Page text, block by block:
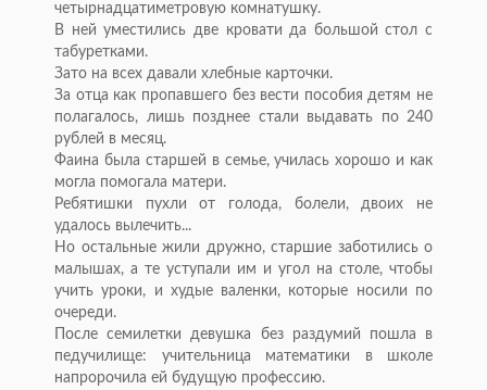
четырнадцатиметровую комнатушку.
В ней уместились две кровати да большой стол с
табуретками.
Зато на всех давали хлебные карточки.
За отца как пропавшего без вести пособия детям не
полагалось, лишь позднее стали выдавать по 240
рублей в месяц.
Фаина была старшей в семье, училась хорошо и как
могла помогала матери.
Ребятишки пухли от голода, болели, двоих не
удалось вылечить...
Но остальные жили дружно, старшие заботились о
малышах, а те уступали им и угол на столе, чтобы
учить уроки, и худые валенки, которые носили по
очереди.
После семилетки девушка без раздумий пошла в
педучилище: учительница математики в школе
напророчила ей будущую профессию.